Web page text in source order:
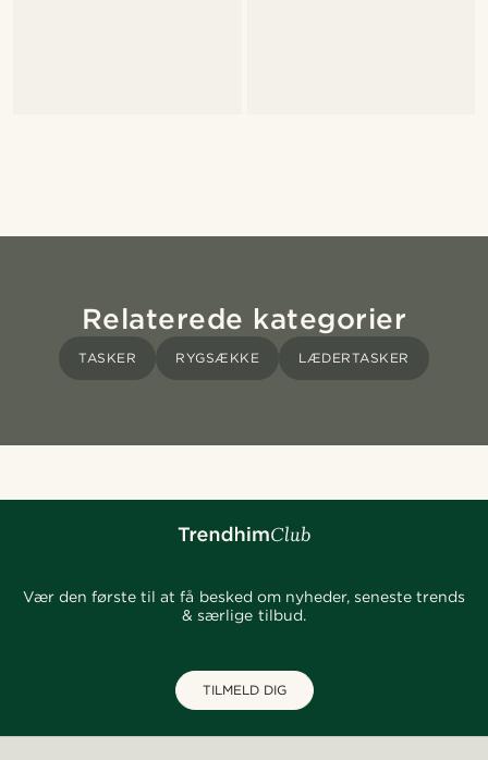
Relaterede kategorier
TASKER RYGSÆKKE LÆDERTASKER
Vær den første til at få besked om nyheder, seneste trends
& særlige tilbud.
TILMELD DIG